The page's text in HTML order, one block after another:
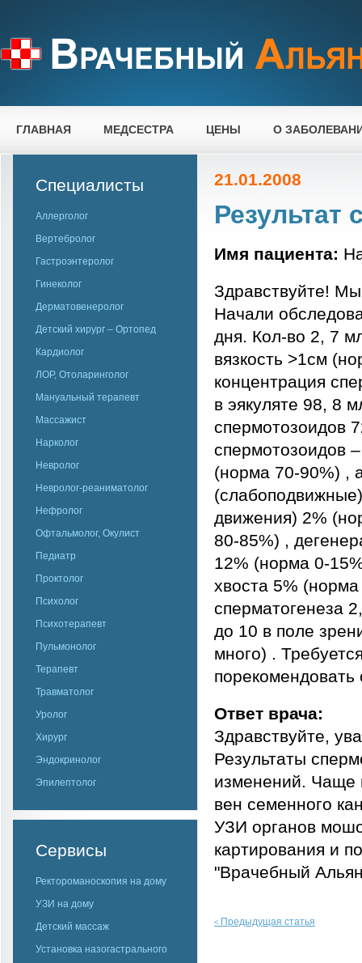
ГЛАВНАЯ МЕДСЕСТРА ЦЕНЫ О
Специалисты
Аллерголог
Вертебролог
Гастроэнтеролог
Гинеколог
Дерматовенеролог
Детский хирург – Ортопед
Кардиолог
ЛОР, Отоларинголог
Мануальный терапевт
Массажист
Нарколог
Невролог
Невролог-реаниматолог
Нефролог
Офтальмолог, Окулист
Педиатр
Проктолог
Психолог
Психотерапевт
Пульмонолог
Терапевт
Травматолог
Уролог
Хирург
Эндокринолог
Эпилептолог
Сервисы
Ректороманоскопия на дому
УЗИ на дому
Детский массаж
Установка назогастрального
21.01.2008
Имя пациента:
Здравствуйте!
Начали
дня. Кол-во 2, 7
вязкость >1см
концентрация
в эякуляте 98, 8
спермотозоидов
спермотозоидов
(норма 70-90%) ,
движения) 2%
80-85%) ,
12% (норма 0-
хвоста 5%
сперматогенеза
до 10 в поле
много) .
порекомендовать
Ответ врача:
Здравствуйте,
Результаты
изменений. Чаще
вен семенного
УЗИ органов
картирования и
"Врачебный
< Предыдущая статья